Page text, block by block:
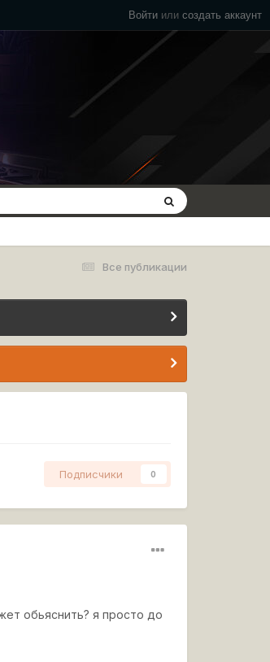
Войти или создать аккаунт
Все публикации
Подписчики 0
обьяснить? я просто до